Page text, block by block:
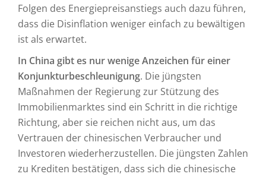
Folgen des Energiepreisanstiegs auch dazu führen,
dass die Disinflation weniger einfach zu bewältigen
ist als erwartet.
In China gibt es nur wenige Anzeichen für einer
Konjunkturbeschleunigung. Die jüngsten
Maßnahmen der Regierung zur Stützung des
Immobilienmarktes sind ein Schritt in die richtige
Richtung, aber sie reichen nicht aus, um das
Vertrauen der chinesischen Verbraucher und
Investoren wiederherzustellen. Die jüngsten Zahlen
zu Krediten bestätigen, dass sich die chinesische